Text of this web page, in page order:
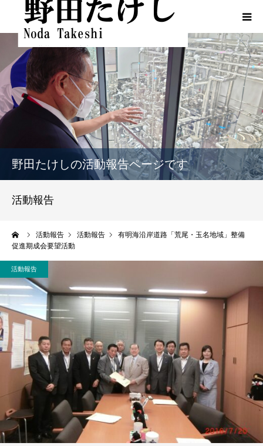
野田たけしの活動報告ページです
活動報告
活動報告 活動報告
有明海沿岸道路「荒尾・玉名地域」整備
促進期成会要望活動
活動報告
HOME
プロフィール
ふるさとでの実績
政策
動画一覧
活動レポート
ご意見・メール